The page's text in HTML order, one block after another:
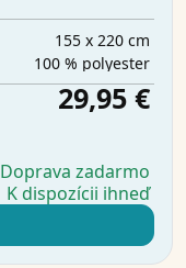
155 x 220 cm
100 % polyester
29,95 €
Doprava zadarmo
K dispozícii ihneď